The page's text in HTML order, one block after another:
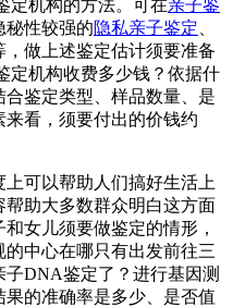
定机构的方法。可在亲子鉴
秘性较强的隐私亲子鉴定
做上述鉴定估计须要准备
定机构收费多少钱？依据什
鉴定类型、样品数量、是
看，须要付出的价钱约
可以帮助人们搞好生活上
助大多数群众明白这方面
女儿须要做鉴定的情形，
中心在哪只有出发前往三
DNA鉴定了？进行基因测
的准确率是多少、是否值